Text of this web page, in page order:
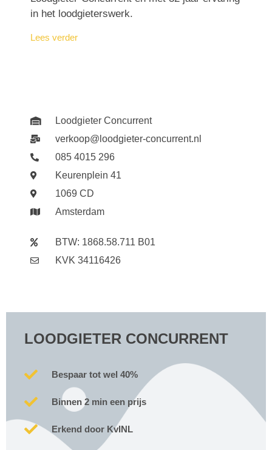
in het loodgieterswerk.
Lees verder
Loodgieter Concurrent
verkoop@loodgieter-concurrent.nl
085 4015 296
Keurenplein 41
1069 CD
Amsterdam
BTW: 1868.58.711 B01
KVK 34116426
LOODGIETER CONCURRENT
Bespaar tot wel 40%
Binnen 2 min een prijs
Erkend door KvINL